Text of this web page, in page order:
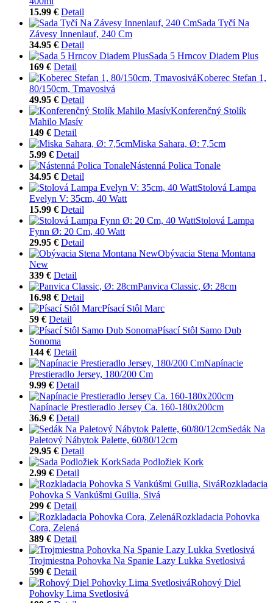
15.99 € Detail
Sada Tyčí Na
Závesy Innenlauf, 240 Cm
34.95 € Detail
Sada 5 Hrncov Diadem Plus
169 € Detail
Koberec Stefan 1,
80/150cm, Tmavosivá
49.95 € Detail
Konferenčný Stolík
Mahilo Masív
149 € Detail
Miska Sahara, Ø: 7,5cm
5.99 € Detail
Nástenná Polica Tonale
34.95 € Detail
Stolová Lampa
Evelyn V: 35cm, 40 Watt
15.99 € Detail
Stolová Lampa
Fynn Ø: 20 Cm, 40 Watt
29.95 € Detail
Obývacia Stena Montana
New
339 € Detail
Panvica Classic, Ø: 28cm
16.98 € Detail
Písací Stôl Marc
59 € Detail
Písací Stôl Samo Dub
Sonoma
144 € Detail
Napínacie
Prestieradlo Jersey, 180/200 Cm
9.99 € Detail
Napínacie Prestieradlo Jersey Ca. 160-180x200cm
36.9 € Detail
Sedák Na
Paletový Nábytok Palette, 60/80/12cm
29.95 € Detail
Sada Podložiek Kork
2.99 € Detail
Rozkladacia
Pohovka S Vankúšmi Guilia, Sivá
299 € Detail
Rozkladacia Pohovka
Cora, Zelená
389 € Detail
Trojmiestna Pohovka Na Spanie Lazy Lukka Svetlosivá
599 € Detail
Rohový Diel
Pohovky Lima Svetlosivá